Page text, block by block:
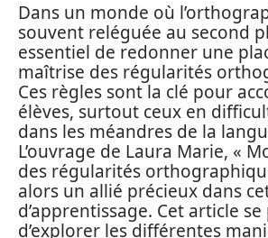
Dans un monde où
souvent reléguée au second
essentiel de redonner une
maîtrise des régularités
Ces règles sont la clé pour
élèves, surtout ceux en
dans les méandres de la
L’ouvrage de Laura Marie, «
des régularités
alors un allié précieux dans
d’apprentissage. Cet article
d’explorer les différentes